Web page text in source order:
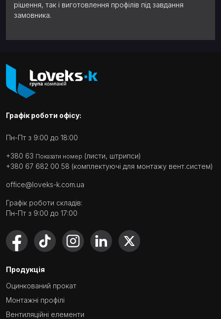
рішення, так і виготовлення профілів під завдання
замовника.
Графік роботи офісу:
Пн-Пт з 9:00 до 18:00
+380 63 Показати номер (листи, штрипси)
+380 67 682 00 58 (комплектуючі для монтажу вент.систем)
office@loveks-k.com.ua
Графік роботи складів:
Пн-Пт з 9:00 до 17:00
Продукція
Оцинкований прокат
Монтажні профілі
Вентиляційні елементи